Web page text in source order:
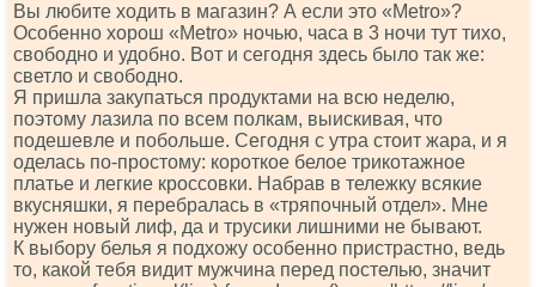
Вы любите ходить в магазин? А если это «Меtrо»?
Особенно хорош «Меtrо» ночью, часа в 3 ночи тут тихо,
свободно и удобно. Вот и сегодня здесь было так же:
светло и свободно.
Я пришла закупаться продуктами на всю неделю,
поэтому лазила по всем полкам, выискивая, что
подешевле и побольше. Сегодня с утра стоит жара, и я
оделась по-простому: короткое белое трикотажное
платье и легкие кроссовки. Набрав в тележку всякие
вкусняшки, я перебралась в «тряпочный отдел». Мне
нужен новый лиф, да и трусики лишними не бывают.
К выбору белья я подхожу особенно пристрастно, ведь
то, какой тебя видит мужчина перед постелью, значит